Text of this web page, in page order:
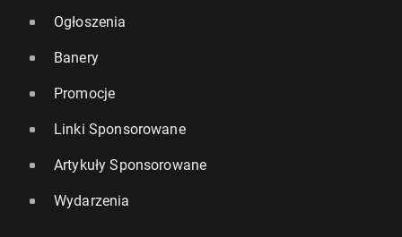
Ogłoszenia
Banery
Promocje
Linki Sponsorowane
Artykuły Sponsorowane
Wydarzenia